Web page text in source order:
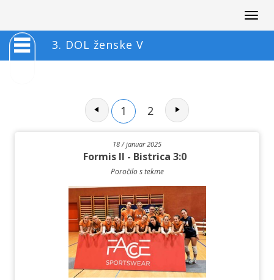
3. DOL ženske V
1 2
18 / januar 2025
Formis II - Bistrica 3:0
Poročilo s tekme